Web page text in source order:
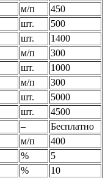
м/п
450
шт.
500
шт.
1400
м/п
300
шт.
1000
м/п
300
шт.
5000
шт.
4500
–
Бесплатно
м/п
400
%
5
%
10